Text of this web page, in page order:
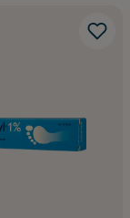
hjälper
och irritation.
är bäst?